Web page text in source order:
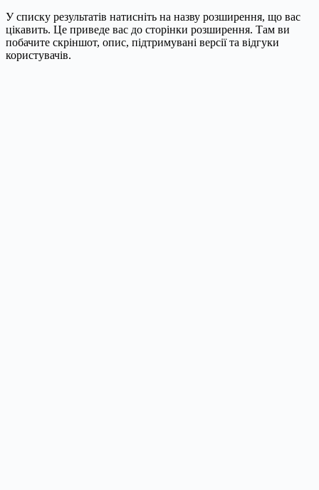
У списку результатів натисніть на назву розширення, що вас
цікавить. Це приведе вас до сторінки розширення. Там ви
побачите скріншот, опис, підтримувані версії та відгуки
користувачів.